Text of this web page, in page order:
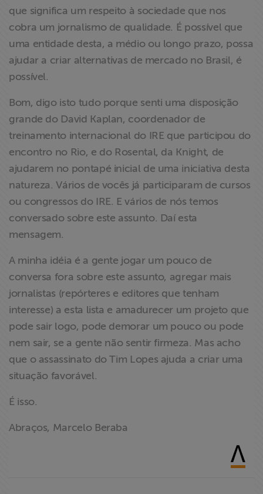
que significa um respeito à sociedade que nos
cobra um jornalismo de qualidade. É possível que
uma entidade desta, a médio ou longo prazo, possa
ajudar a criar alternativas de mercado no Brasil, é
possível.
Bom, digo isto tudo porque senti uma disposição
grande do David Kaplan, coordenador de
treinamento internacional do IRE que participou do
encontro no Rio, e do Rosental, da Knight, de
ajudarem no pontapé inicial de uma iniciativa desta
natureza. Vários de vocês já participaram de cursos
ou congressos do IRE. E vários de nós temos
conversado sobre este assunto. Daí esta
mensagem.
A minha idéia é a gente jogar um pouco de
conversa fora sobre este assunto, agregar mais
jornalistas (repórteres e editores que tenham
interesse) a esta lista e amadurecer um projeto que
pode sair logo, pode demorar um pouco ou pode
nem sair, se a gente não sentir firmeza. Mas acho
que o assassinato do Tim Lopes ajuda a criar uma
situação favorável.
É isso.
Abraços, Marcelo Beraba